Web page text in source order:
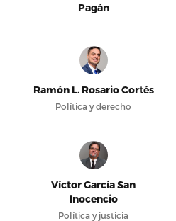
Pagán
Ramón L. Rosario Cortés
Política y derecho
Víctor García San
Inocencio
Política y justicia